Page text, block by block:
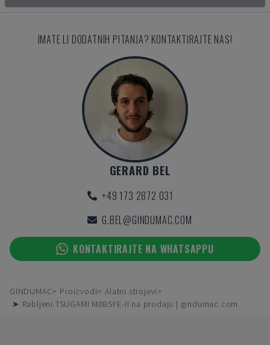
IMATE LI DODATNIH PITANJA? KONTAKTIRAJTE NAS!
GERARD BEL
+49 173 2872 031
G.BEL@GINDUMAC.COM
KONTAKTIRAJTE NA WHATSAPPU
GINDUMAC Proizvodi
Alatni strojevi
➤ Rabljeni TSUGAMI M08SYE-II na prodaju | gindumac.com